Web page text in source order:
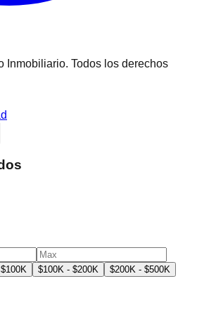
Inmobiliario. Todos los derechos
$100K - $200K
$200K - $500K